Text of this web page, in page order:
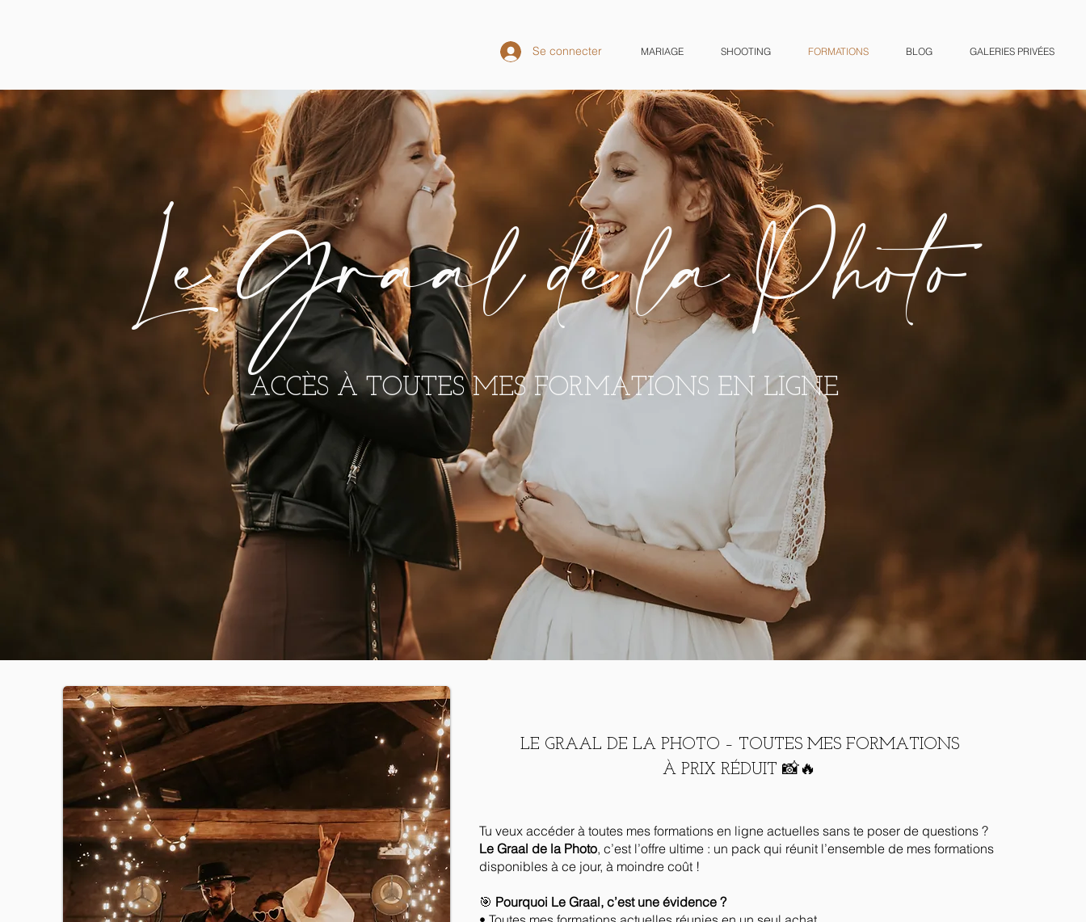
Se connecter MARIAGE SHOOTING FORMATIONS BLOG GALERIES PRIVÉES
Le Graal de la Photo
ACCÈS À TOUTES MES FORMATIONS EN LIGNE
LE GRAAL DE LA PHOTO – TOUTES MES FORMATIONS
À PRIX RÉDUIT 📸🔥
Tu veux accéder à toutes mes formations en ligne actuelles sans te poser de questions ?
Le Graal de la Photo, c’est l’offre ultime : un pack qui réunit l’ensemble de mes formations
disponibles à ce jour, à moindre coût !
🎯 Pourquoi Le Graal, c’est une évidence ?